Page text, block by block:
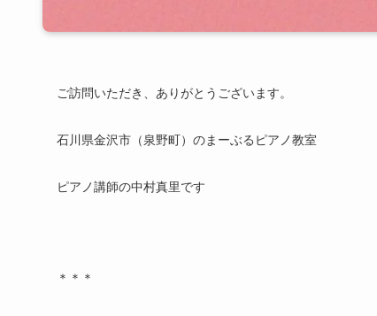
ご訪問いただき、ありがとうございます。
石川県金沢市（泉野町）のまーぶるピアノ教室
ピアノ講師の中村真里です
＊＊＊